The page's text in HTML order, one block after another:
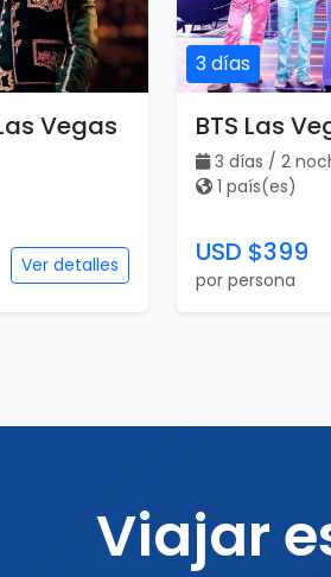
Vegas
Ver detalles
3 días
BTS Las
3 días / 2
1 país(es)
USD $399
por persona
Viajar